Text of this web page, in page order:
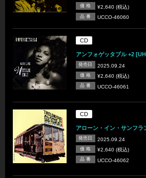
価 格 ¥2,640 (税込)
品 番 UCCO-46060
CD
アンフォゲッタブル +2
発売日 2025.09.24
価 格 ¥2,640 (税込)
品 番 UCCO-46061
CD
アローン・イン・サンフラ
発売日 2025.09.24
価 格 ¥2,640 (税込)
品 番 UCCO-46062